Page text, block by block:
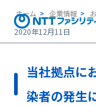
ホーム 企業情報
2020年12月11日
当社拠点に
染者の発生